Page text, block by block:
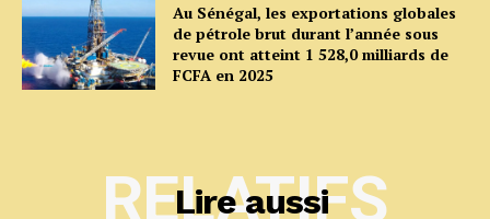
Au Sénégal, les exportations globales
de pétrole brut durant l’année sous
revue ont atteint 1 528,0 milliards de
FCFA en 2025
Lire aussi
RELATIFS